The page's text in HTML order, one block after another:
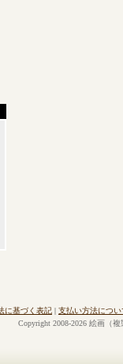
に基づく表記 | 支払い方法につい
Copyright 2008-2026 絵画（